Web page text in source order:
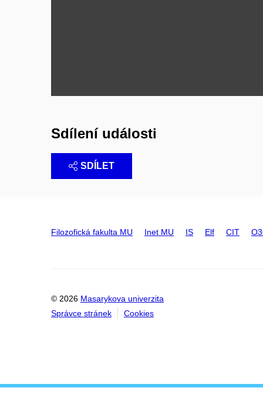
Sdílení události
SDÍLET
Filozofická fakulta MU Inet MU IS Elf CIT
© 2026 Masarykova univerzita
Správce stránek
Cookies